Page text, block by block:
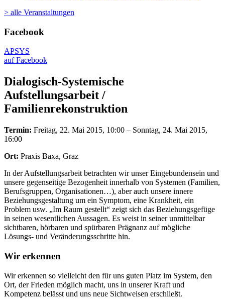
> alle Veranstaltungen
Facebook
APSYS
auf Facebook
Dialogisch-Systemische
Aufstellungsarbeit /
Familienrekonstruktion
Termin: Freitag, 22. Mai 2015, 10:00 – Sonntag, 24. Mai 2015,
16:00
Ort: Praxis Baxa, Graz
In der Aufstellungsarbeit betrachten wir unser Eingebundensein und
unsere gegenseitige Bezogenheit innerhalb von Systemen (Familien,
Berufsgruppen, Organisationen…), aber auch unsere innere
Beziehungsgestaltung um ein Symptom, eine Krankheit, ein
Problem usw. „Im Raum gestellt“ zeigt sich das Beziehungsgefüge
in seinen wesentlichen Aussagen. Es weist in seiner unmittelbar
sichtbaren, hörbaren und spürbaren Prägnanz auf mögliche
Lösungs- und Veränderungsschritte hin.
Wir erkennen
Wir erkennen so vielleicht den für uns guten Platz im System, den
Ort, der Frieden möglich macht, uns in unserer Kraft und
Kompetenz belässt und uns neue Sichtweisen erschließt.